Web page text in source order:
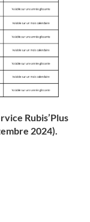
Rubis’Plus
2024).